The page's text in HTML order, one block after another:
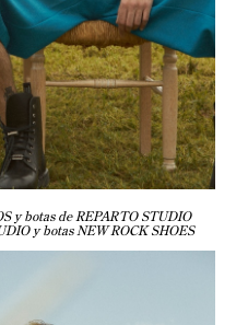
y botas de REPARTO STUDIO
y botas NEW ROCK SHOES